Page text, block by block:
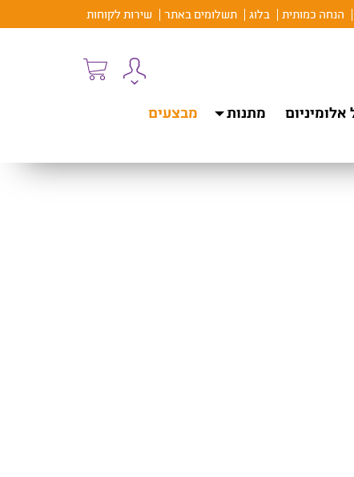
הנחה כמותית בלוג תשלומים באתר שירות לקוחות
מתנות
מבצעים